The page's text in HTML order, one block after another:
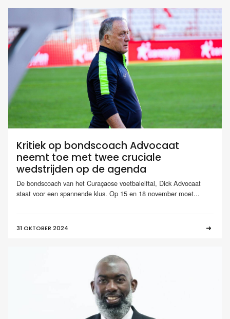
Kritiek op bondscoach Advocaat
neemt toe met twee cruciale
wedstrijden op de agenda
De bondscoach van het Curaçaose voetbalelftal, Dick Advocaat
staat voor een spannende klus. Op 15 en 18 november moet...
31 OKTOBER 2024